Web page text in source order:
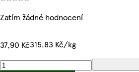
Zatím žádné hodnocení
37,90 Kč315,83 Kč/kg